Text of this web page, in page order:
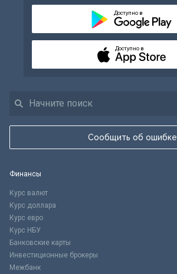
Сообщить об ошибке
Доступно в
Доступно в
Финансы
Курс валют
Курс доллара
Курс евро
Курс НБУ
Банковские карты
Инвестиционные брокеры
Межбанк